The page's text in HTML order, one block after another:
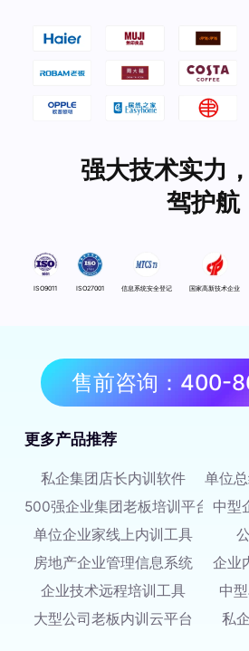
强大技术实力
驾护航
ISO9011 ISO27001 信息系统安全登记 国家高新技术企业
售前咨询：400-
更多产品推荐
私企集团店长内训软件
单位
500强企业集团老板培训平台
中型
单位企业家线上内训工具
房地产企业管理信息系统
企业
企业技术远程培训工具
中
大型公司老板内训云平台
私